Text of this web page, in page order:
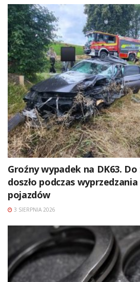
Groźny wypadek na DK63.
doszło podczas
pojazdów
3 SIERPNIA 2026